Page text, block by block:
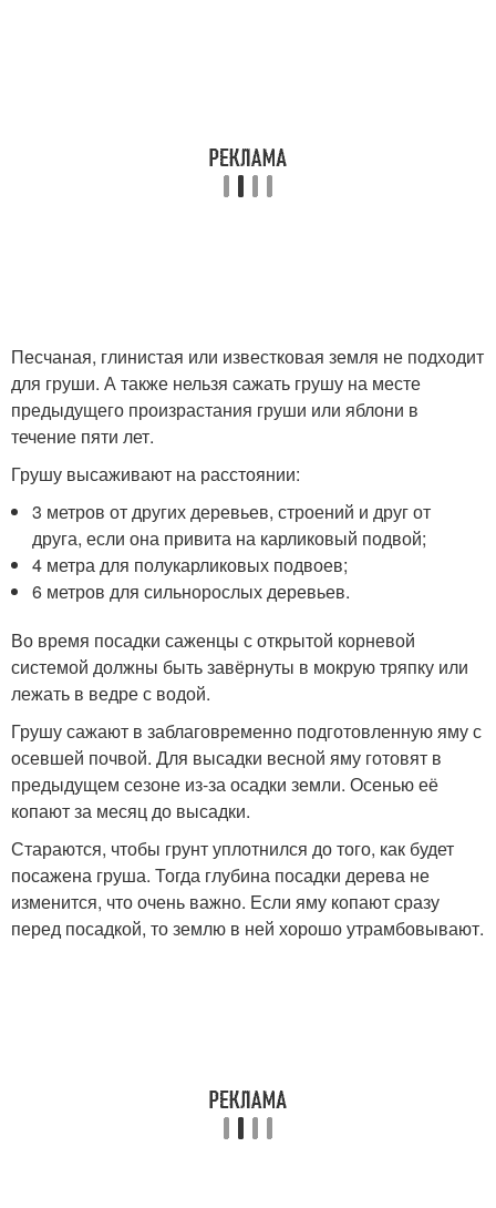
Песчаная, глинистая или известковая земля не подходит
для груши. А также нельзя сажать грушу на месте
предыдущего произрастания груши или яблони в
течение пяти лет.
Грушу высаживают на расстоянии:
3 метров от других деревьев, строений и друг от
друга, если она привита на карликовый подвой;
4 метра для полукарликовых подвоев;
6 метров для сильнорослых деревьев.
Во время посадки саженцы с открытой корневой
системой должны быть завёрнуты в мокрую тряпку или
лежать в ведре с водой.
Грушу сажают в заблаговременно подготовленную яму с
осевшей почвой. Для высадки весной яму готовят в
предыдущем сезоне из-за осадки земли. Осенью её
копают за месяц до высадки.
Стараются, чтобы грунт уплотнился до того, как будет
посажена груша. Тогда глубина посадки дерева не
изменится, что очень важно. Если яму копают сразу
перед посадкой, то землю в ней хорошо утрамбовывают.